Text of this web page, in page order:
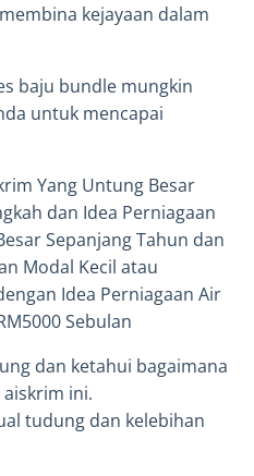
kejayaan dalam
baju bundle mungkin
untuk mencapai
Yang Untung Besar
dan Idea Perniagaan
Sepanjang Tahun dan
Modal Kecil atau
Idea Perniagaan Air
Sebulan
dan ketahui bagaimana
aiskrim ini.
tudung dan kelebihan